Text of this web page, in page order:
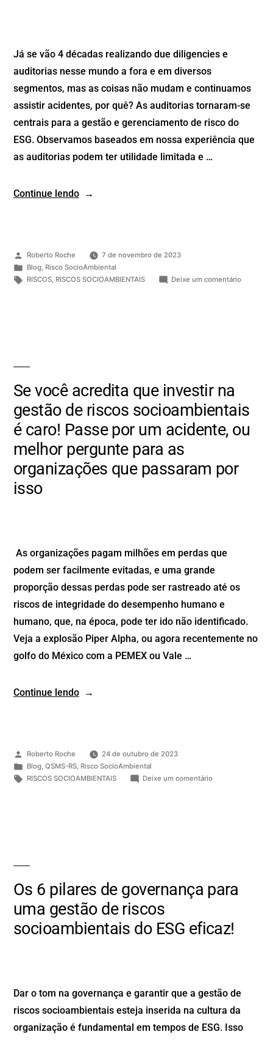
Já se vão 4 décadas realizando due diligencies e
auditorias nesse mundo a fora e em diversos
segmentos, mas as coisas não mudam e continuamos
assistir acidentes, por quê? As auditorias tornaram-se
centrais para a gestão e gerenciamento de risco do
ESG. Observamos baseados em nossa experiência que
as auditorias podem ter utilidade limitada e …
Continue lendo
Roberto Roche
7 de novembro de 2023
Blog, Risco SocioAmbiental
RISCOS, RISCOS SOCIOAMBIENTAIS Deixe um comentário
Se você acredita que investir na
gestão de riscos socioambientais
é caro! Passe por um acidente, ou
melhor pergunte para as
organizações que passaram por
isso
As organizações pagam milhões em perdas que
podem ser facilmente evitadas, e uma grande
proporção dessas perdas pode ser rastreado até os
riscos de integridade do desempenho humano e
humano, que, na época, pode ter ido não identificado.
Veja a explosão Piper Alpha, ou agora recentemente no
golfo do México com a PEMEX ou Vale …
Continue lendo
Roberto Roche
24 de outubro de 2023
Blog, QSMS-RS, Risco SocioAmbiental
RISCOS SOCIOAMBIENTAIS
Deixe um comentário
Os 6 pilares de governança para
uma gestão de riscos
socioambientais do ESG eficaz!
Dar o tom na governança e garantir que a gestão de
riscos socioambientais esteja inserida na cultura da
organização é fundamental em tempos de ESG. Isso